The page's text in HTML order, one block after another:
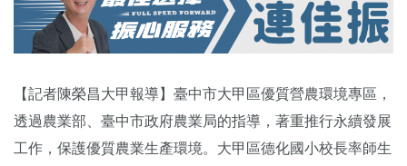
【記者陳榮昌大甲報導】臺中市大甲區優質營農環境專區，
透過農業部、臺中市政府農業局的指導，著重推行永續發展
工作，保護優質農業生產環境。大甲區德化國小校長率師生